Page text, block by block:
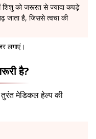
शिशु को जरूरत से ज्यादा कपड़े
जाता है, जिससे त्वचा की
लगाएं।
है?
मेडिकल हेल्प की